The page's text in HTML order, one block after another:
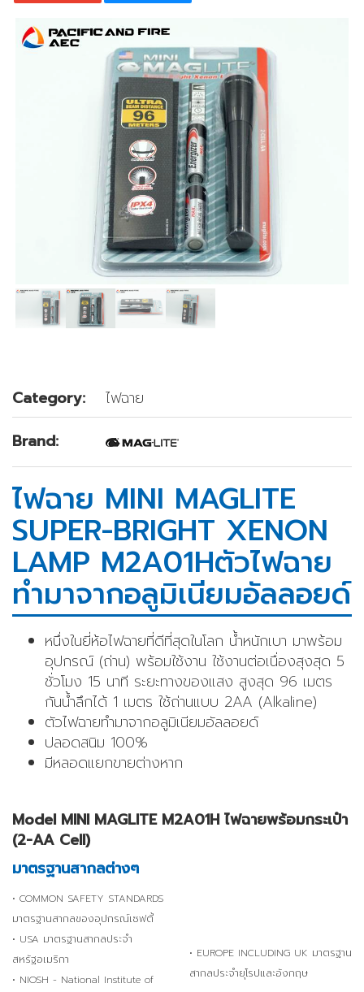
Category:
ไฟฉาย
Brand:
ไฟฉาย MINI MAGLITE
SUPER-BRIGHT XENON
LAMP M2A01Hตัวไฟฉาย
ทำมาจากอลูมิเนียมอัลลอยด์
หนึ่งในยี่ห้อไฟฉายที่ดีที่สุดในโลก น้ำหนักเบา มาพร้อม
อุปกรณ์ (ถ่าน) พร้อมใช้งาน ใช้งานต่อเนื่องสุงสุด 5
ชั่วโมง 15 นาที ระยะทางของแสง สูงสุด 96 เมตร
กันน้ำลึกได้ 1 เมตร ใช้ถ่านแบบ 2AA (Alkaline)
ตัวไฟฉายทำมาจากอลูมิเนียมอัลลอยด์
ปลอดสนิม 100%
มีหลอดแยกขายต่างหาก
Model MINI MAGLITE M2A01H ไฟฉายพร้อมกระเป๋า
(2-AA Cell)
มาตรฐานสากลต่างๆ
• COMMON SAFETY STANDARDS
มาตรฐานสากลของอุปกรณ์เซฟตี้
• USA มาตรฐานสากลประจำ
สหรัฐอเมริกา
• NIOSH - National Institute of
• EUROPE INCLUDING UK มาตรฐาน
สากลประจำยุโรปและอังกฤษ